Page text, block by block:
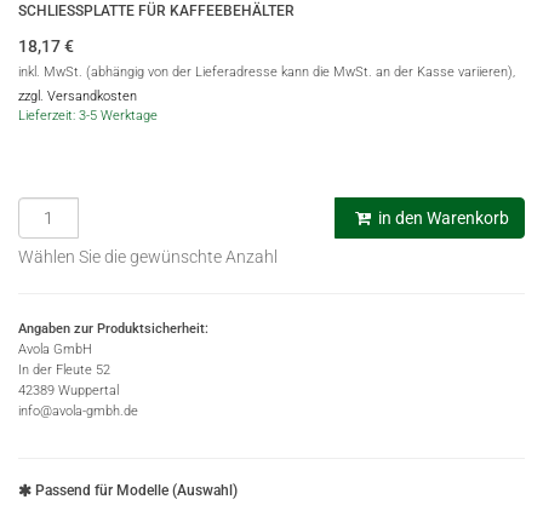
SCHLIESSPLATTE FÜR KAFFEEBEHÄLTER
18,17€
inkl. MwSt. (abhängig von der Lieferadresse kann die MwSt. an der Kasse variieren),
zzgl. Versandkosten
Lieferzeit: 3-5 Werktage
in den Warenkorb
Wählen Sie die gewünschte Anzahl
Angaben zur Produktsicherheit:
Avola GmbH
In der Fleute 52
42389 Wuppertal
info@avola-gmbh.de
Passend für Modelle (Auswahl)